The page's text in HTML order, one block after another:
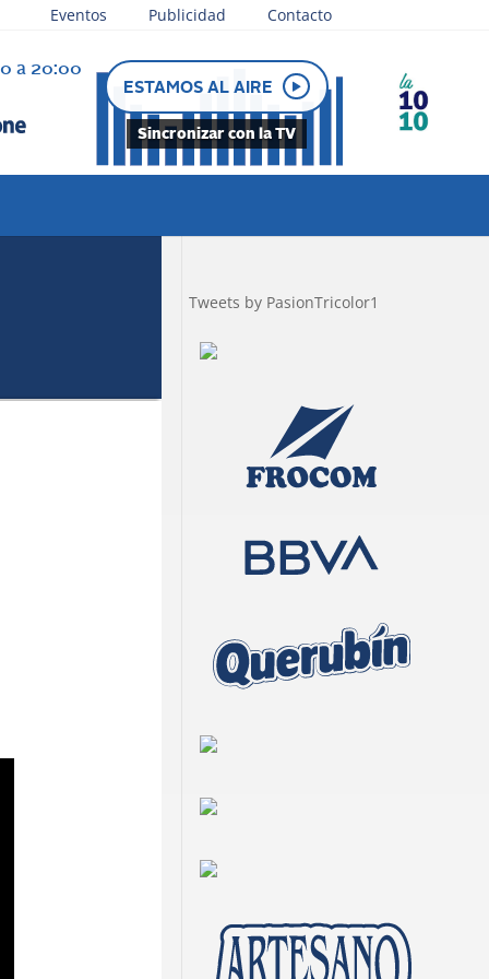
Eventos Publicidad Contacto
a 20:00
juega
ESTAMOS AL AIRE
Sincronizar con la TV
Tweets by PasionTricolor1